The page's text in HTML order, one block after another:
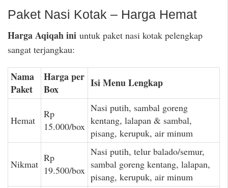
Paket Nasi Kotak – Harga Hemat
Harga Aqiqah ini untuk paket nasi kotak pelengkap
sangat terjangkau:
Nama
Paket
Harga per
Box
Isi Menu Lengkap
Hemat
Rp
15.000/box
Nasi putih, sambal goreng
kentang, lalapan & sambal,
pisang, kerupuk, air minum
Nikmat
Rp
19.500/box
Nasi putih, telur balado/semur,
sambal goreng kentang, lalapan,
pisang, kerupuk, air minum